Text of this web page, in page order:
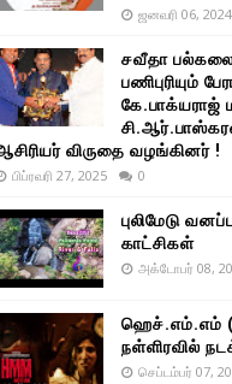
ஜனவரி 06, 2024
சவீதா
பணிபுரியும்
கே.பாக்யராஜ்
விருதை வழங்கினர் !
பிப்ரவரி 27, 2025 0
புலிமேடு
காட்சிகள்
அக்டோபர் 08,
ஹெச்.எம்.எம்
நள்ளிரவில்
செப்டம்பர் 07,